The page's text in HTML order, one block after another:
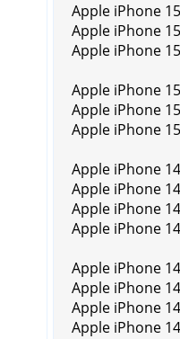
Apple iPhone
Apple iPhone
Apple iPhone
Apple iPhone
Apple iPhone
Apple iPhone
Apple iPhone
Apple iPhone
Apple iPhone
Apple iPhone
Apple iPhone
Apple iPhone
Apple iPhone
Apple iPhone